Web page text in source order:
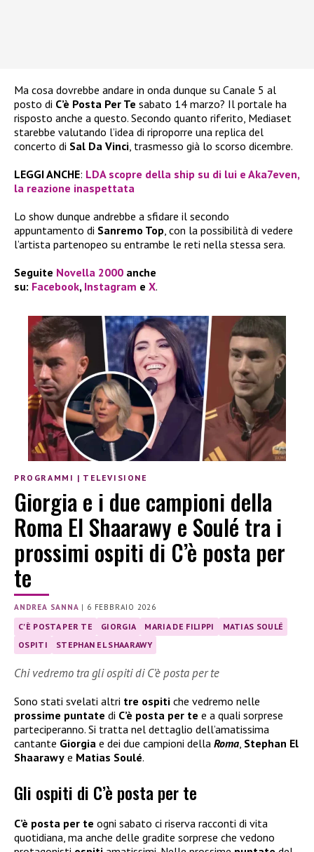
Ma cosa dovrebbe andare in onda dunque su Canale 5 al
posto di C’è Posta Per Te sabato 14 marzo? Il portale ha
risposto anche a questo. Secondo quanto riferito, Mediaset
starebbe valutando l’idea di riproporre una replica del
concerto di Sal Da Vinci , trasmesso già lo scorso dicembre.
LEGGI ANCHE: LDA scopre della ship su di lui e Aka7even,
la reazione inaspettata
Lo show dunque andrebbe a sfidare il secondo
appuntamento di Sanremo Top , con la possibilità di vedere
l’artista partenopeo su entrambe le reti nella stessa sera.
Seguite Novella 2000 anche
su: Facebook, Instagram e X.
PROGRAMMI | TELEVISIONE
Giorgia e i due campioni della
Roma El Shaarawy e Soulé tra i
prossimi ospiti di C’è posta per
te
ANDREA SANNA | 6 FEBBRAIO 2026
C'È POSTA PER TE GIORGIA MARIA DE FILIPPI
MATIAS SOULÉ
OSPITI
STEPHAN EL SHAARAWY
Chi vedremo tra gli ospiti di C’è posta per te
Sono stati svelati altri tre ospiti che vedremo nelle
prossime puntate di C’è posta per te e a quali sorprese
parteciperanno. Si tratta nel dettaglio dell’amatissima
cantante Giorgia e dei due campioni della Roma, Stephan El
Shaarawy e Matias Soulé.
Gli ospiti di C’è posta per te
C’è posta per te ogni sabato ci riserva racconti di vita
quotidiana, ma anche delle gradite sorprese che vedono